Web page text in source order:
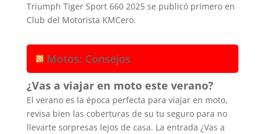
Triumph Tiger Sport 660 2025 se publicó primero en
Club del Motorista KMCero.
Motos: Consejos
¿Vas a viajar en moto este verano?
El verano es la época perfecta para viajar en moto,
revisa bien las coberturas de su tu seguro para no
llevarte sorpresas lejos de casa. La entrada ¿Vas a